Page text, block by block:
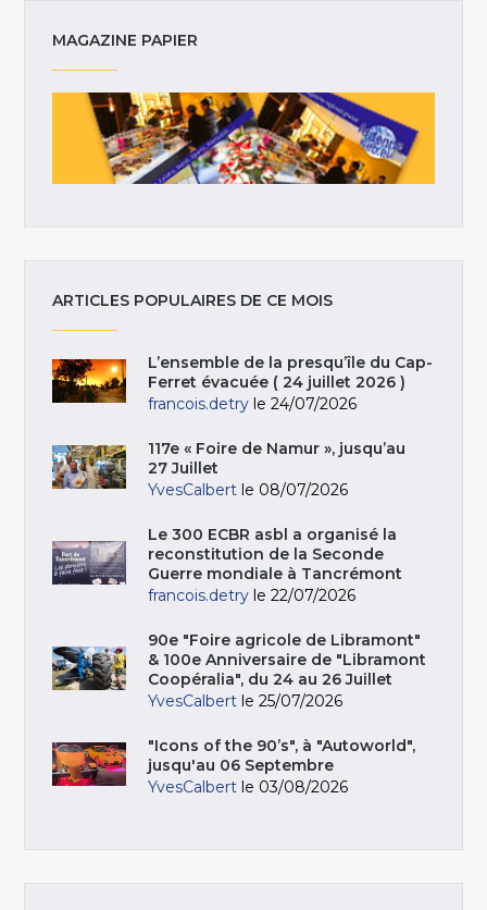
MAGAZINE PAPIER
ARTICLES POPULAIRES DE CE MOIS
L’ensemble de la presqu’île du Cap-
Ferret évacuée ( 24 juillet 2026 )
francois.detry le 24/07/2026
117e « Foire de Namur », jusqu’au
27 Juillet
YvesCalbert le 08/07/2026
Le 300 ECBR asbl a organisé la
reconstitution de la Seconde
Guerre mondiale à Tancrémont
francois.detry le 22/07/2026
90e "Foire agricole de Libramont"
& 100e Anniversaire de "Libramont
Coopéralia", du 24 au 26 Juillet
YvesCalbert le 25/07/2026
"Icons of the 90’s", à "Autoworld",
jusqu'au 06 Septembre
YvesCalbert le 03/08/2026